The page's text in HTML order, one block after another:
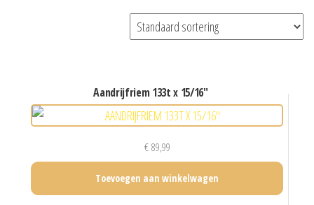
aandrijfriem 133t x 15/16″
€89,99
Toevoegen aan winkelwagen